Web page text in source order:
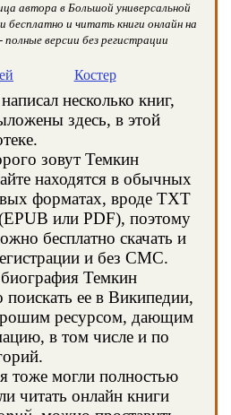
автора в Большой универсальной
бесплатно и читать книги онлайн на
версии без регистрации
Костер
написал несколько книг,
здесь, в этой
зовут Темкин
находятся в обычных
форматах, вроде TXT
или PDF), поэтому
бесплатно скачать и
и без СМС.
Темкин
ее в Википедии,
ресурсом, дающим
в том числе и по
тоже могли полностью
читать онлайн книги